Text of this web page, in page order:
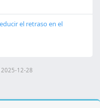
el retraso en el
2025-12-28